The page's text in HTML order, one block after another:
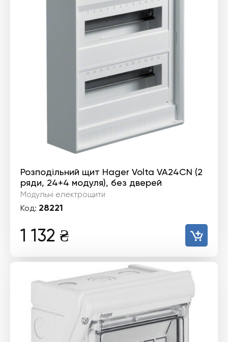
Розподільний щит Hager Volta VA24CN (2
ряди, 24+4 модуля), без дверей
Модульні електрощити
Код: 28221
1 132 ₴